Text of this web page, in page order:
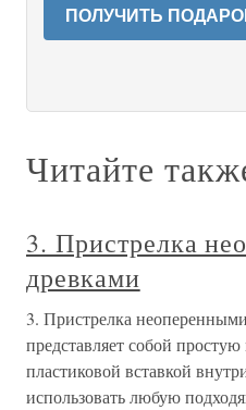
ПОЛУЧИТЬ
Читайте
3. Пристрелка
древками
3. Пристрелка
представляет собой
пластиковой вставкой
использовать любую